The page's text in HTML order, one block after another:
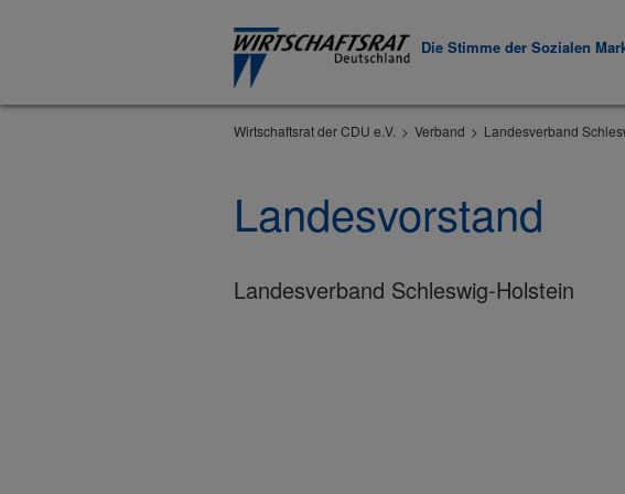
Die Stimme der Sozialen
Wirtschaftsrat der CDU e.V. Verband Landesverband
Landesvorstand
Landesverband Schleswig-Holstein